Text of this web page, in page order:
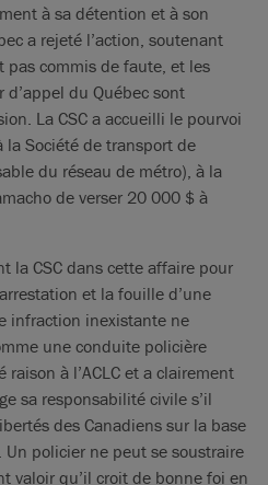
à sa détention et à son
a rejeté l’action, soutenant
pas commis de faute, et les
d’appel du Québec sont
La CSC a accueilli le pourvoi
la Société de transport de
du réseau de métro), à la
de verser 20 000 $ à
la CSC dans cette affaire pour
et la fouille d’une
infraction inexistante ne
une conduite policière
raison à l’ACLC et a clairement
sa responsabilité civile s’il
des Canadiens sur la base
policier ne peut se soustraire
valoir qu’il croit de bonne foi en